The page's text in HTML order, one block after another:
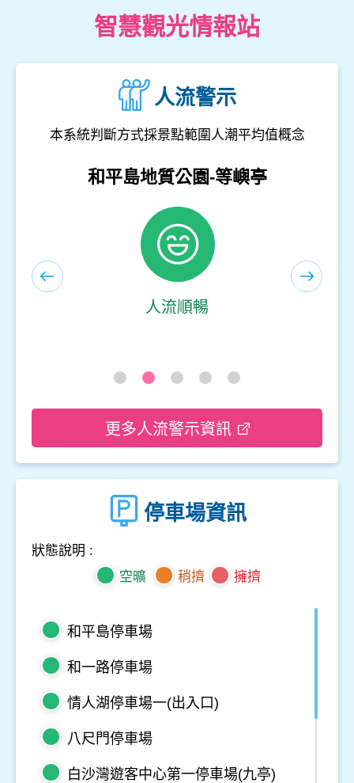
智慧觀光情報站
人流警示
本系統判斷方式採景點範圍人潮平均值概念
和平島地質公園-遊客服務中心(室內)
人流順暢
更多人流警示資訊
停車場資訊
狀態說明 :
空曠
稍擠 擁擠
和平島停車場
和一路停車場
情人湖停車場一(出入口)
八尺門停車場
白沙灣遊客中心第一停車場(九亭)